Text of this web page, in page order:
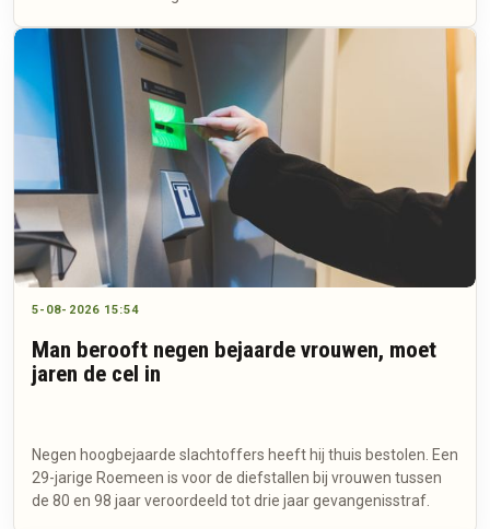
5-08-2026 15:54
Man berooft negen bejaarde vrouwen, moet
jaren de cel in
Negen hoogbejaarde slachtoffers heeft hij thuis bestolen. Een
29-jarige Roemeen is voor de diefstallen bij vrouwen tussen
de 80 en 98 jaar veroordeeld tot drie jaar gevangenisstraf.